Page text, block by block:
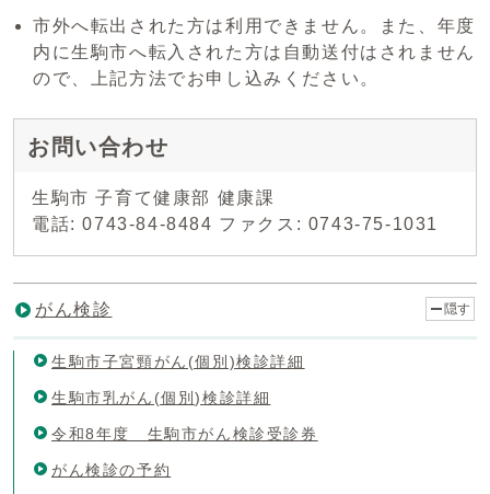
市外へ転出された方は利用できません。また、年度
内に生駒市へ転入された方は自動送付はされません
ので、上記方法でお申し込みください。
お問い合わせ
生駒市 子育て健康部 健康課
電話: 0743-84-8484 ファクス: 0743-75-1031
がん検診 隠す
生駒市子宮頸がん(個別)検診詳細
生駒市乳がん(個別)検診詳細
令和8年度 生駒市がん検診受診券
がん検診の予約